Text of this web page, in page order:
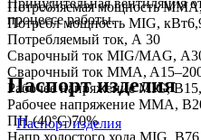
процессе работы.
Потребляемая мощность
Потребл мощность MIG, кВт
Потребляемый ток, А 30
Сварочный ток MIG/MAG, А
Сварочный ток MMA, A
Рабочее напряжение MIG, В
Рабочее напряжение ММА, В
ПН (40°C)70%
Паспорт изделия
Паспорт изделия